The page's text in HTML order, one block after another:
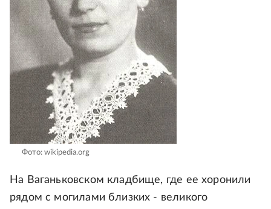
Фото: wikipedia.org
На Ваганьковском кладбище, где ее хоронили
рядом с могилами близких - великого